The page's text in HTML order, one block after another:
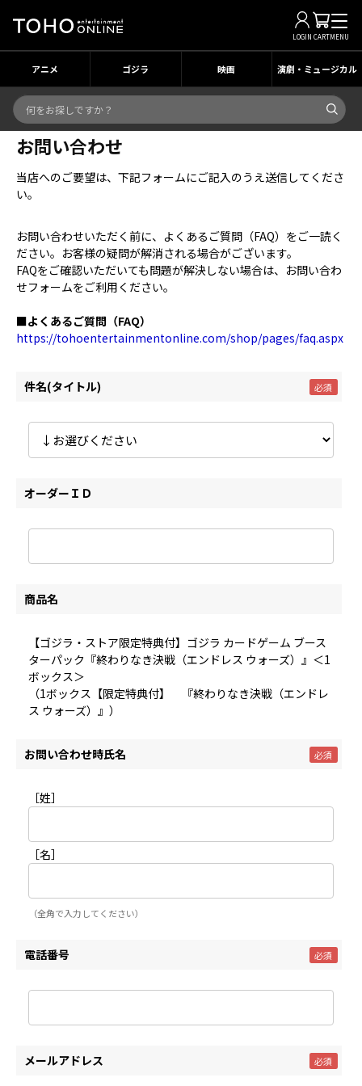
LOGIN CARTMENU
アニメ ゴジラ 映画 演劇・ミュージカル
お問い合わせ
当店へのご要望は、下記フォームにご記入のうえ送信してくださ
い。
お問い合わせいただく前に、よくあるご質問（FAQ）をご一読く
ださい。お客様の疑問が解消される場合がございます。
FAQをご確認いただいても問題が解決しない場合は、お問い合わ
せフォームをご利用ください。
■よくあるご質問（FAQ）
https://tohoentertainmentonline.com/shop/pages/faq.aspx
件名(タイトル)
オーダーＩＤ
商品名
【ゴジラ・ストア限定特典付】ゴジラ カードゲーム ブース
ターパック『終わりなき決戦（エンドレス ウォーズ）』＜1
ボックス＞
（1ボックス【限定特典付】 『終わりなき決戦（エンドレ
ス ウォーズ）』）
お問い合わせ時氏名
［姓］
［名］
（全角で入力してください）
電話番号
メールアドレス